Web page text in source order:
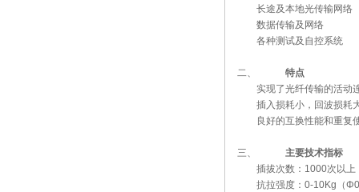
长途及本地光传输网络
数据传输及网络
各种测试及自控系统
二、 特点
实现了光纤传输的活动
插入损耗小，回波损耗
良好的互换性能和重复
三、 主要技术指标
插拔次数：1000次以上
抗拉强度：0-10Kg（